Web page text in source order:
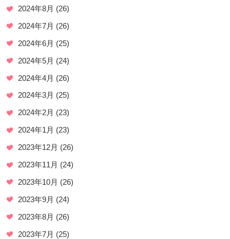
2024年8月 (26)
2024年7月 (26)
2024年6月 (25)
2024年5月 (24)
2024年4月 (26)
2024年3月 (25)
2024年2月 (23)
2024年1月 (23)
2023年12月 (26)
2023年11月 (24)
2023年10月 (26)
2023年9月 (24)
2023年8月 (26)
2023年7月 (25)